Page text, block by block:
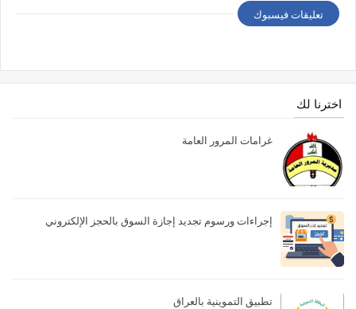
تعليقات فيسبوك
اخترنا لك
غرامات المرور العامة
إجراءات ورسوم تجديد إجازة السوق بالحجز الإلكتروني
تطبيق التموينية بالعراق